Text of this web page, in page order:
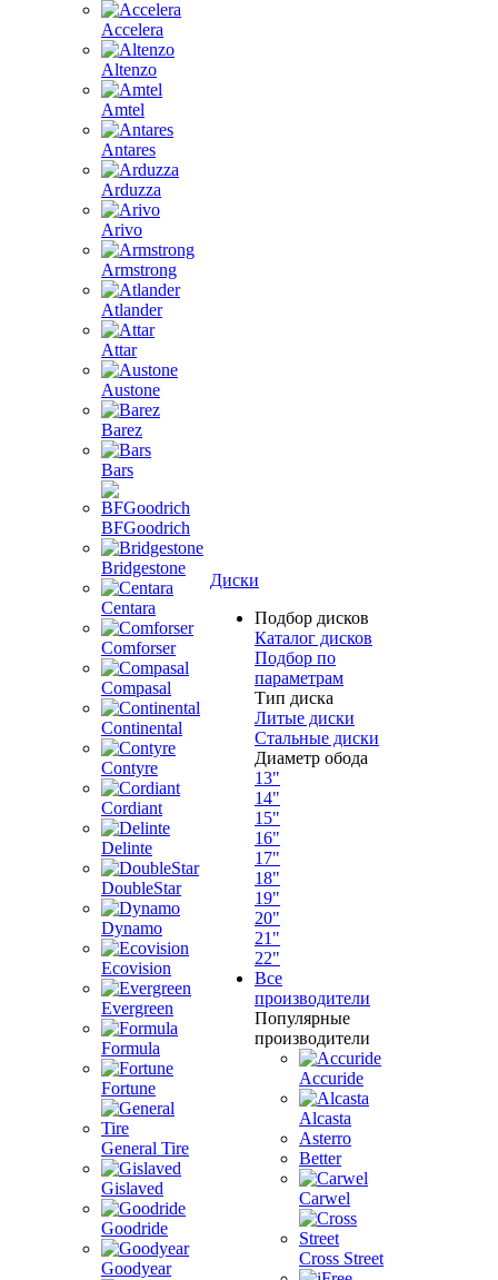
Accelera
Altenzo
Amtel
Antares
Arduzza
Arivo
Armstrong
Atlander
Attar
Austone
Barez
Bars
BFGoodrich
Bridgestone
Centara
Comforser
Compasal
Continental
Contyre
Cordiant
Delinte
DoubleStar
Dynamo
Ecovision
Evergreen
Formula
Fortune
General Tire
Gislaved
Goodride
Goodyear
Диски
Подбор дисков
Каталог дисков
Подбор по
параметрам
Тип диска
Литые диски
Стальные диски
Диаметр обода
13"
14"
15"
16"
17"
18"
19"
20"
21"
22"
Все
производители
Популярные
производители
Accuride
Alcasta
Asterro
Better
Carwel
Cross Street